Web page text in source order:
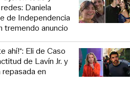
Daniela
de Independencia
tremendo anuncio
ahí!“: Eli de Caso
de Lavín Jr. y
en